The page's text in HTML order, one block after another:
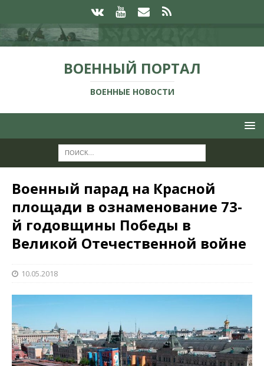
ВОЕННЫЙ ПОРТАЛ
ВОЕННЫЕ НОВОСТИ
Военный парад на Красной
площади в ознаменование 73-
й годовщины Победы в
Великой Отечественной войне
10.05.2018